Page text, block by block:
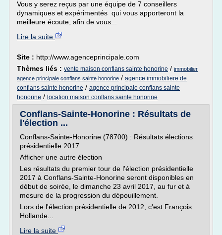
Vous y serez reçus par une équipe de 7 conseillers
dynamiques et expérimentés qui vous apporteront la
meilleure écoute, afin de vous...
Lire la suite
Site : http://www.agenceprincipale.com
Thèmes liés : vente maison conflans sainte honorine / immobilier
agence principale conflans sainte honorine / agence immobiliere de
conflans sainte honorine / agence principale conflans sainte
honorine / location maison conflans sainte honorine
Conflans-Sainte-Honorine : Résultats de
l'élection ...
Conflans-Sainte-Honorine (78700) : Résultats élections
présidentielle 2017
Afficher une autre élection
Les résultats du premier tour de l'élection présidentielle
2017 à Conflans-Sainte-Honorine seront disponibles en
début de soirée, le dimanche 23 avril 2017, au fur et à
mesure de la progression du dépouillement.
Lors de l'élection présidentielle de 2012, c'est François
Hollande...
Lire la suite